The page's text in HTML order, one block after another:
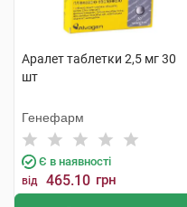
Аралет таблетки 2,5 мг 30
шт
Генефарм
Є в наявності
від 465.10 грн